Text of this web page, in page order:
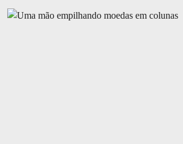
O que é e como funciona um fundo de pensão?